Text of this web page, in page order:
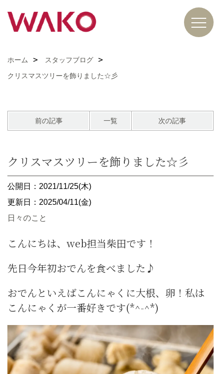
ホーム
スタッフブログ
クリスマスツリーを飾りました☆彡
前の記事 一覧 次の記事
クリスマスツリーを飾りました☆彡
公開日：2021/11/25(木)
更新日：2025/04/11(金)
日々のこと
こんにちは、web担当柴田です！
先日今年初おでんを食べました♪
おでんといえばこんにゃくに大根、卵！私は
こんにゃくが一番好きです(*^-^*)